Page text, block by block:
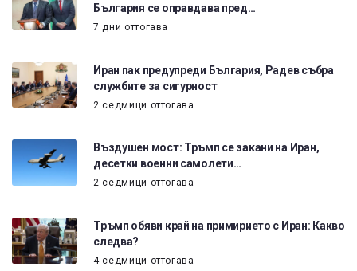
България се оправдава пред…
7 дни оттогава
Иран пак предупреди България, Радев събра
службите за сигурност
2 седмици оттогава
Въздушен мост: Тръмп се закани на Иран,
десетки военни самолети…
2 седмици оттогава
Тръмп обяви край на примирието с Иран: Какво
следва?
4 седмици оттогава